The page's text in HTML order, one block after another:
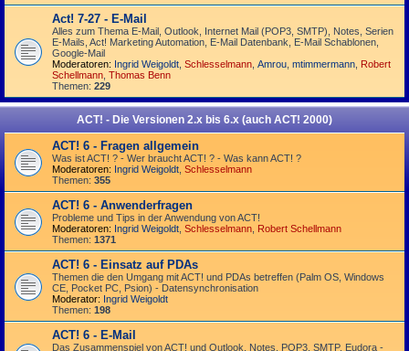
Act! 7-27 - E-Mail
Alles zum Thema E-Mail, Outlook, Internet Mail (POP3, SMTP), Notes, Serien
E-Mails, Act! Marketing Automation, E-Mail Datenbank, E-Mail Schablonen,
Google-Mail
Moderatoren: Ingrid Weigoldt Schlesselmann Amrou mtimmermann Robert
Schellmann Thomas Benn
Themen: 229
ACT! - Die Versionen 2.x bis 6.x (auch ACT! 2000)
ACT! 6 - Fragen allgemein
Was ist ACT! ? - Wer braucht ACT! ? - Was kann ACT! ?
Moderatoren: Ingrid Weigoldt Schlesselmann
Themen: 355
ACT! 6 - Anwender­fragen
Probleme und Tips in der Anwendung von ACT!
Moderatoren: Ingrid Weigoldt Schlesselmann Robert Schellmann
Themen: 1371
ACT! 6 - Einsatz auf PDAs
Themen die den Umgang mit ACT! und PDAs betreffen (Palm OS, Windows
CE, Pocket PC, Psion) - Datensynchronisation
Moderator: Ingrid Weigoldt
Themen: 198
ACT! 6 - E-Mail
Das Zusammen­spiel von ACT! und Outlook, Notes, POP3, SMTP, Eudora -